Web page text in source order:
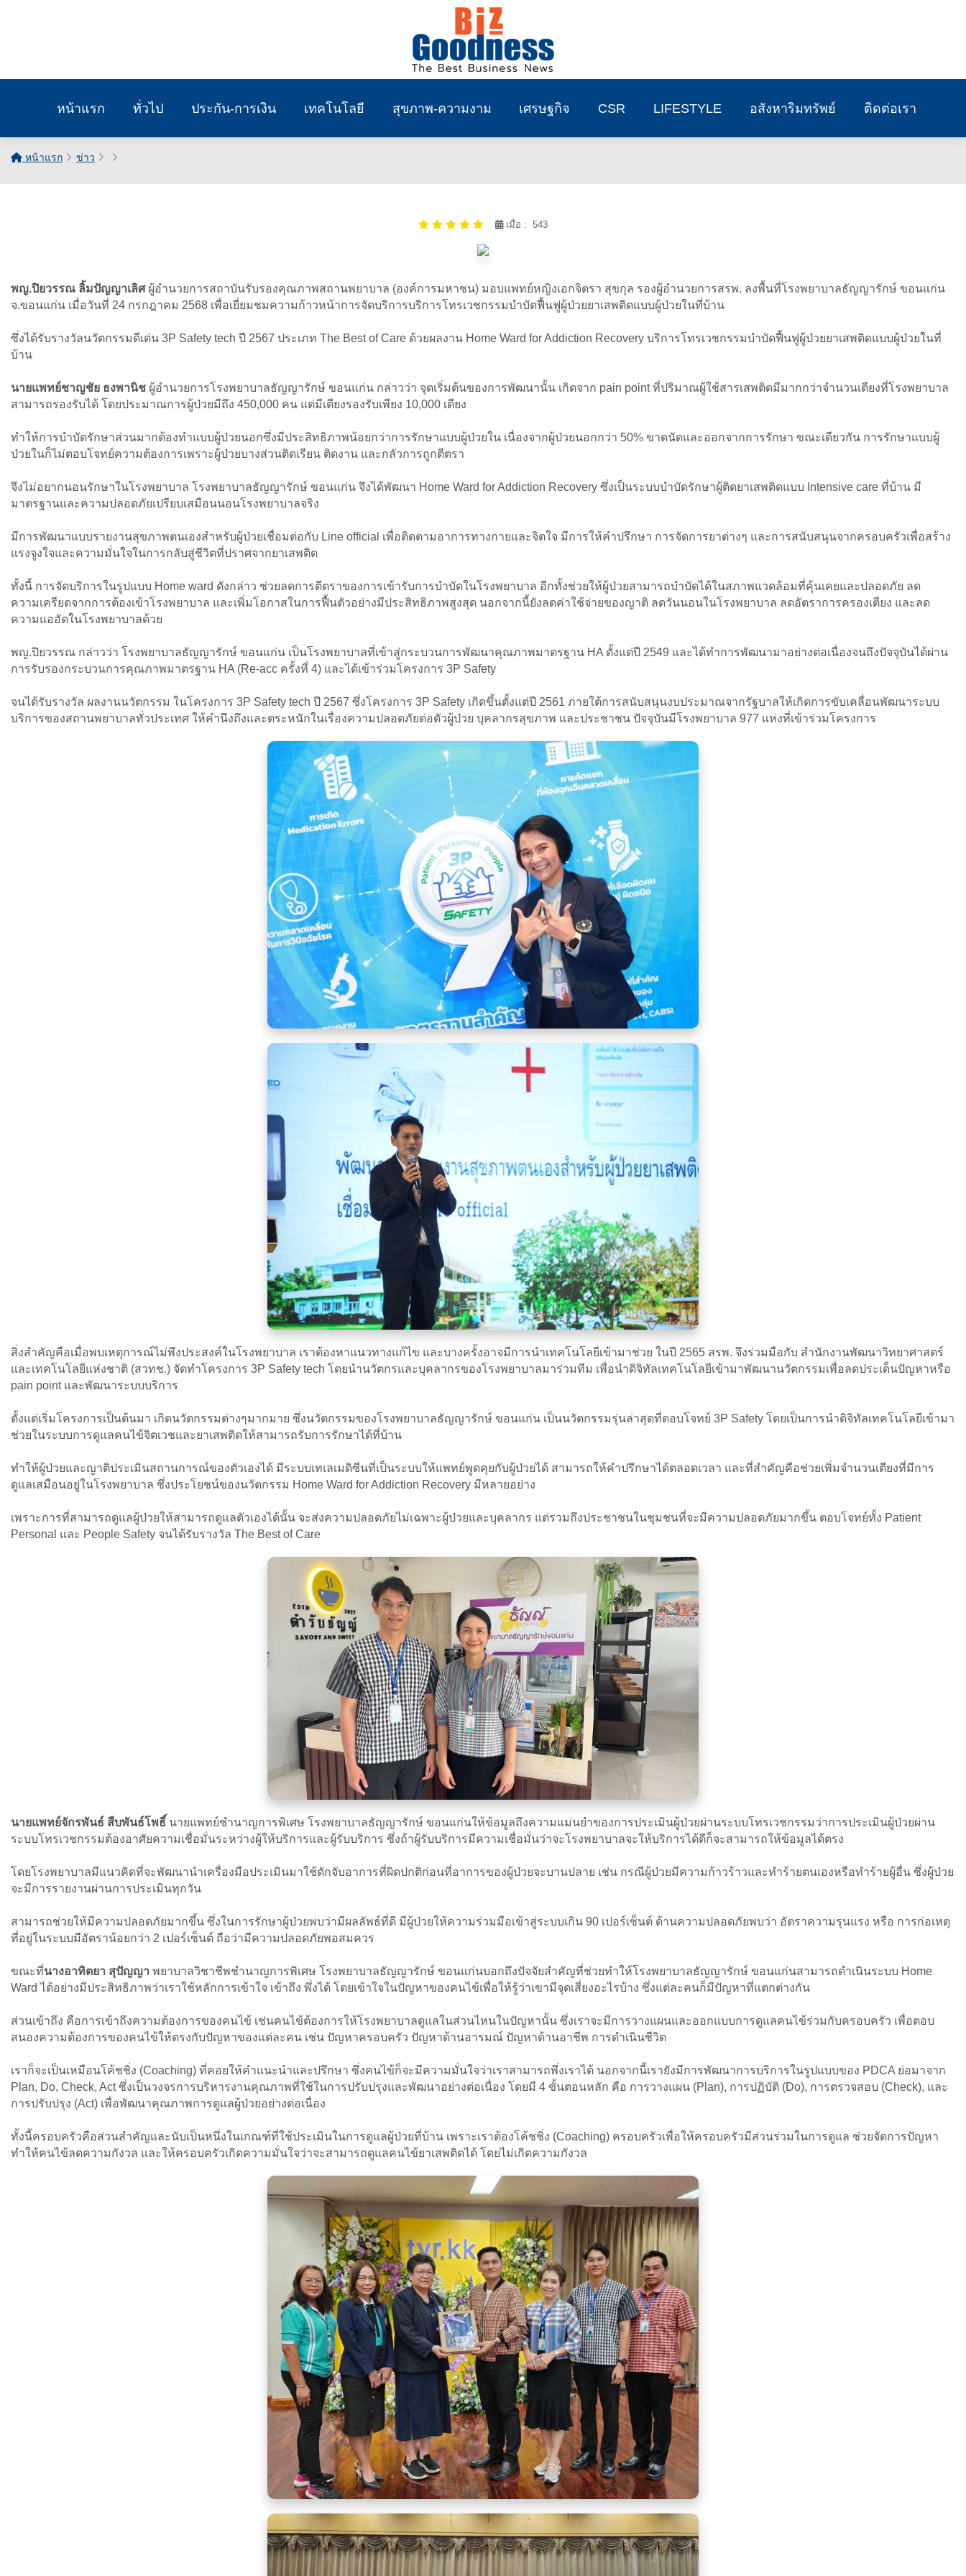
หน้าแรก ทั่วไป ประกัน-การเงิน เทคโนโลยี สุขภาพ-ความงาม เศรษฐกิจ CSR LIFESTYLE อสังหาริมทรัพย์ ติดต่อเรา
หน้าแรก ข่าว
เมื่อ : 543
พญ.ปิยวรรณ ลิ้มปัญญาเลิศ ผู้อำนวยการสถาบันรับรองคุณภาพสถานพยาบาล (องค์การมหาชน) มอบแพทย์หญิงเอกจิตรา สุขกุล รองผู้อำนวยการสรพ. ลงพื้นที่โรงพยาบาลธัญญารักษ์ ขอนแก่น
จ.ขอนแก่น เมื่อวันที่ 24 กรกฎาคม 2568 เพื่อเยี่ยมชมความก้าวหน้าการจัดบริการบริการโทรเวชกรรมบำบัดฟื้นฟูผู้ป่วยยาเสพติดแบบผู้ป่วยในที่บ้าน
ซึ่งได้รับรางวัลนวัตกรรมดีเด่น 3P Safety tech ปี 2567 ประเภท The Best of Care ด้วยผลงาน Home Ward for Addiction Recovery บริการโทรเวชกรรมบำบัดฟื้นฟูผู้ป่วยยาเสพติดแบบผู้ป่วยในที่
บ้าน
นายแพทย์ชาญชัย ธงพานิช ผู้อำนวยการโรงพยาบาลธัญญารักษ์ ขอนแก่น กล่าวว่า จุดเริ่มต้นของการพัฒนานั้น เกิดจาก pain point ที่ปริมาณผู้ใช้สารเสพติดมีมากกว่าจำนวนเตียงที่โรงพยาบาล
สามารถรองรับได้ โดยประมาณการผู้ป่วยมีถึง 450,000 คน แต่มีเตียงรองรับเพียง 10,000 เตียง
ทำให้การบำบัดรักษาส่วนมากต้องทำแบบผู้ป่วยนอกซึ่งมีประสิทธิภาพน้อยกว่าการรักษาแบบผู้ป่วยใน เนื่องจากผู้ป่วยนอกกว่า 50% ขาดนัดและออกจากการรักษา ขณะเดียวกัน การรักษาแบบผู้
ป่วยในก็ไม่ตอบโจทย์ความต้องการเพราะผู้ป่วยบางส่วนติดเรียน ติดงาน และกลัวการถูกตีตรา
จึงไม่อยากนอนรักษาในโรงพยาบาล โรงพยาบาลธัญญารักษ์ ขอนแก่น จึงได้พัฒนา Home Ward for Addiction Recovery ซึ่งเป็นระบบบำบัดรักษาผู้ติดยาเสพติดแบบ Intensive care ที่บ้าน มี
มาตรฐานและความปลอดภัยเปรียบเสมือนนอนโรงพยาบาลจริง
มีการพัฒนาแบบรายงานสุขภาพตนเองสําหรับผู้ป่วยเชื่อมต่อกับ Line official เพื่อติดตามอาการทางกายและจิตใจ มีการให้คำปรึกษา การจัดการยาต่างๆ และการสนับสนุนจากครอบครัวเพื่อสร้าง
แรงจูงใจและความมั่นใจในการกลับสู่ชีวิตที่ปราศจากยาเสพติด
ทั้งนี้ การจัดบริการในรูปแบบ Home ward ดังกล่าว ช่วยลดการตีตราของการเข้ารับการบำบัดในโรงพยาบาล อีกทั้งช่วยให้ผู้ป่วยสามารถบําบัดได้ในสภาพแวดล้อมที่คุ้นเคยและปลอดภัย ลด
ความเครียดจากการต้องเข้าโรงพยาบาล และเพิ่มโอกาสในการฟื้นตัวอย่างมีประสิทธิภาพสูงสุด นอกจากนี้ยังลดค่าใช้จ่ายของญาติ ลดวันนอนในโรงพยาบาล ลดอัตราการครองเตียง และลด
ความแออัดในโรงพยาบาลด้วย
พญ.ปิยวรรณ กล่าวว่า โรงพยาบาลธัญญารักษ์ ขอนแก่น เป็นโรงพยาบาลที่เข้าสู่กระบวนการพัฒนาคุณภาพมาตรฐาน HA ตั้งแต่ปี 2549 และได้ทำการพัฒนามาอย่างต่อเนื่องจนถึงปัจจุบันได้ผ่าน
การรับรองกระบวนการคุณภาพมาตรฐาน HA (Re-acc ครั้งที่ 4) และได้เข้าร่วมโครงการ 3P Safety
จนได้รับรางวัล ผลงานนวัตกรรม ในโครงการ 3P Safety tech ปี 2567 ซึ่งโครงการ 3P Safety เกิดขึ้นตั้งแต่ปี 2561 ภายใต้การสนับสนุนงบประมาณจากรัฐบาลให้เกิดการขับเคลื่อนพัฒนาระบบ
บริการของสถานพยาบาลทั่วประเทศ ให้คำนึงถึงและตระหนักในเรื่องความปลอดภัยต่อตัวผู้ป่วย บุคลากรสุขภาพ และประชาชน ปัจจุบันมีโรงพยาบาล 977 แห่งที่เข้าร่วมโครงการ
สิ่งสำคัญคือเมื่อพบเหตุการณ์ไม่พึงประสงค์ในโรงพยาบาล เราต้องหาแนวทางแก้ไข และบางครั้งอาจมีการนำเทคโนโลยีเข้ามาช่วย ในปี 2565 สรพ. จึงร่วมมือกับ สำนักงานพัฒนาวิทยาศาสตร์
และเทคโนโลยีแห่งชาติ (สวทช.) จัดทำโครงการ 3P Safety tech โดยนำนวัตกรและบุคลากรของโรงพยาบาลมาร่วมทีม เพื่อนำดิจิทัลเทคโนโลยีเข้ามาพัฒนานวัตกรรมเพื่อลดประเด็นปัญหาหรือ
pain point และพัฒนาระบบบริการ
ตั้งแต่เริ่มโครงการเป็นต้นมา เกิดนวัตกรรมต่างๆมากมาย ซึ่งนวัตกรรมของโรงพยาบาลธัญญารักษ์ ขอนแก่น เป็นนวัตกรรมรุ่นล่าสุดที่ตอบโจทย์ 3P Safety โดยเป็นการนำดิจิทัลเทคโนโลยีเข้ามา
ช่วยในระบบการดูแลคนไข้จิตเวชและยาเสพติดให้สามารถรับการรักษาได้ที่บ้าน
ทำให้ผู้ป่วยและญาติประเมินสถานการณ์ของตัวเองได้ มีระบบเทเลเมดิซีนที่เป็นระบบให้แพทย์พูดคุยกับผู้ป่วยได้ สามารถให้คำปรึกษาได้ตลอดเวลา และที่สำคัญคือช่วยเพิ่มจำนวนเตียงที่มีการ
ดูแลเสมือนอยู่ในโรงพยาบาล ซึ่งประโยชน์ของนวัตกรรม Home Ward for Addiction Recovery มีหลายอย่าง
เพราะการที่สามารถดูแลผู้ป่วยให้สามารถดูแลตัวเองได้นั้น จะส่งความปลอดภัยไม่เฉพาะผู้ป่วยและบุคลากร แต่รวมถึงประชาชนในชุมชนที่จะมีความปลอดภัยมากขึ้น ตอบโจทย์ทั้ง Patient
Personal และ People Safety จนได้รับรางวัล The Best of Care
นายแพทย์จักรพันธ์ สืบพันธ์โพธิ์ นายแพทย์ชำนาญการพิเศษ โรงพยาบาลธัญญารักษ์ ขอนแก่นให้ข้อมูลถึงความแม่นยำของการประเมินผู้ป่วยผ่านระบบโทรเวชกรรมว่าการประเมินผู้ป่วยผ่าน
ระบบโทรเวชกรรมต้องอาศัยความเชื่อมั่นระหว่างผู้ให้บริการและผู้รับบริการ ซึ่งถ้าผู้รับบริการมีความเชื่อมั่นว่าจะโรงพยาบาลจะให้บริการได้ดีก็จะสามารถให้ข้อมูลได้ตรง
โดยโรงพยาบาลมีแนวคิดที่จะพัฒนานำเครื่องมือประเมินมาใช้ดักจับอาการที่ผิดปกติก่อนที่อาการของผู้ป่วยจะบานปลาย เช่น กรณีผู้ป่วยมีความก้าวร้าวและทำร้ายตนเองหรือทำร้ายผู้อื่น ซึ่งผู้ป่วย
จะมีการรายงานผ่านการประเมินทุกวัน
สามารถช่วยให้มีความปลอดภัยมากขึ้น ซึ่งในการรักษาผู้ป่วยพบว่ามีผลลัพธ์ที่ดี มีผู้ป่วยให้ความร่วมมือเข้าสู่ระบบเกิน 90 เปอร์เซ็นต์ ด้านความปลอดภัยพบว่า อัตราความรุนแรง หรือ การก่อเหตุ
ที่อยู่ในระบบมีอัตราน้อยกว่า 2 เปอร์เซ็นต์ ถือว่ามีความปลอดภัยพอสมควร
ขณะที่นางอาทิตยา สุปัญญา พยาบาลวิชาชีพชำนาญการพิเศษ โรงพยาบาลธัญญารักษ์ ขอนแก่นบอกถึงปัจจัยสำคัญที่ช่วยทำให้โรงพยาบาลธัญญารักษ์ ขอนแก่นสามารถดำเนินระบบ Home
Ward ได้อย่างมีประสิทธิภาพว่าเราใช้หลักการเข้าใจ เข้าถึง พึ่งได้ โดยเข้าใจในปัญหาของคนไข้เพื่อให้รู้ว่าเขามีจุดเสี่ยงอะไรบ้าง ซึ่งแต่ละคนก็มีปัญหาที่แตกต่างกัน
ส่วนเข้าถึง คือการเข้าถึงความต้องการของคนไข้ เช่นคนไข้ต้องการให้โรงพยาบาลดูแลในส่วนไหนในปัญหานั้น ซึ่งเราจะมีการวางแผนและออกแบบการดูแลคนไข้ร่วมกับครอบครัว เพื่อตอบ
สนองความต้องการของคนไข้ให้ตรงกับปัญหาของแต่ละคน เช่น ปัญหาครอบครัว ปัญหาด้านอารมณ์ ปัญหาด้านอาชีพ การดำเนินชีวิต
เราก็จะเป็นเหมือนโค้ชชิ่ง (Coaching) ที่คอยให้คำแนะนำและปรึกษา ซึ่งคนไข้ก็จะมีความมั่นใจว่าเราสามารถพึ่งเราได้ นอกจากนี้เรายังมีการพัฒนาการบริการในรูปแบบของ PDCA ย่อมาจาก
Plan, Do, Check, Act ซึ่งเป็นวงจรการบริหารงานคุณภาพที่ใช้ในการปรับปรุงและพัฒนาอย่างต่อเนื่อง โดยมี 4 ขั้นตอนหลัก คือ การวางแผน (Plan), การปฏิบัติ (Do), การตรวจสอบ (Check), และ
การปรับปรุง (Act) เพื่อพัฒนาคุณภาพการดูแลผู้ป่วยอย่างต่อเนื่อง
ทั้งนี้ครอบครัวคือส่วนสำคัญและนับเป็นหนึ่งในเกณฑ์ที่ใช้ประเมินในการดูแลผู้ป่วยที่บ้าน เพราะเราต้องโค้ชชิ่ง (Coaching) ครอบครัวเพื่อให้ครอบครัวมีส่วนร่วมในการดูแล ช่วยจัดการปัญหา
ทำให้คนไข้ลดความกังวล และให้ครอบครัวเกิดความมั่นใจว่าจะสามารถดูแลคนไข้ยาเสพติดได้ โดยไม่เกิดความกังวล